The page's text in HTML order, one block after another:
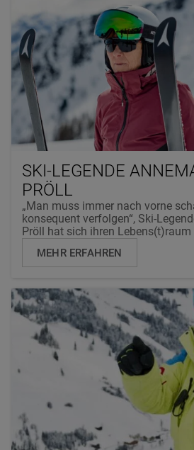
SKI-LEGENDE
PRÖLL
„Man muss immer nach vorne
konsequent verfolgen“, Ski-
Pröll hat sich ihren
MEHR ERFAHREN